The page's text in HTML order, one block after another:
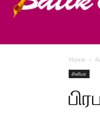
Home
சினிமா